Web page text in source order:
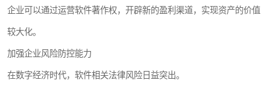
企业可以通过运营软件著作权，开辟新的盈利渠道，实现资产的价值
较大化。
加强企业风险防控能力
在数字经济时代，软件相关法律风险日益突出。